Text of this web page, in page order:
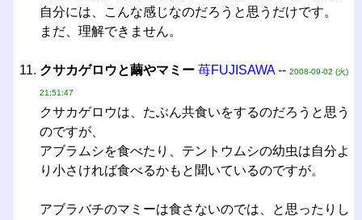
自分には、こんな感じなのだろうと思うだけです。
まだ、理解できません。
クサカゲロウと繭やマミー 苺FUJISAWA-- 2008-09-02 (火)
21:51:47
クサカゲロウは、たぶん共食いをするのだろうと思う
のですが、
アブラムシを食べたり、テントウムシの幼虫は自分よ
り小さければ食べるかもと聞いているのですが。
アブラバチのマミーは食さないのでは、と思ったりし